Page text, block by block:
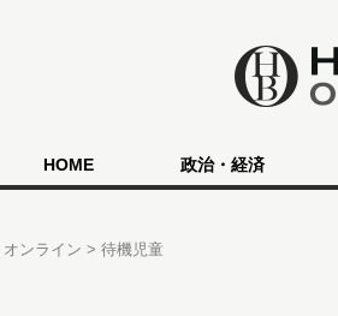
HOME 政治・経済
ンライン 待機児童